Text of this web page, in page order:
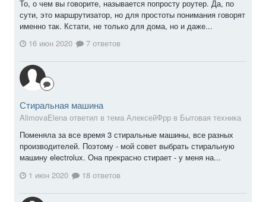
То, о чем вы говорите, называется попросту роутер. Да, по
сути, это маршрутизатор, но для простоты понимания говорят
именно так. Кстати, не только для дома, но и даже...
16 июн 2020
7 ответов
Стиральная машина
AlimovaElena ответил в тема АлексейФрр в Бытовая техника
Поменяла за все время 3 стиральные машины, все разных
производителей. Поэтому - мой совет выбрать стиральную
машину electrolux. Она прекрасно стирает - у меня на...
1 июн 2020
18 ответов